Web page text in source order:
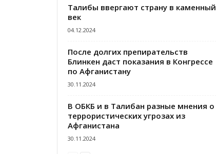
Талибы ввергают страну в каменный
век
04.12.2024
После долгих препирательств
Блинкен даст показания в Конгрессе
по Афганистану
30.11.2024
В ОБКБ и в Талибан разные мнения о
террористических угрозах из
Афганистана
30.11.2024